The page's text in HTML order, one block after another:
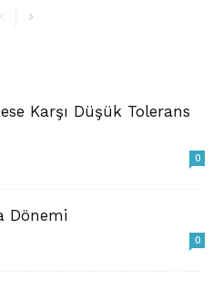
Karşı Düşük Tolerans
0
Dönemi
0